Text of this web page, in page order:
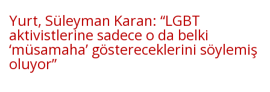
Yurt, Süleyman Karan: “LGBT
aktivistlerine sadece o da belki
‘müsamaha’ göstereceklerini söylemiş
oluyor”